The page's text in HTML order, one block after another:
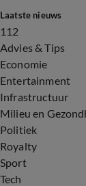
Laatste nieuws
112
Advies & Tips
Economie
Entertainment
Infrastructuur
Milieu en
Politiek
Royalty
Sport
Tech